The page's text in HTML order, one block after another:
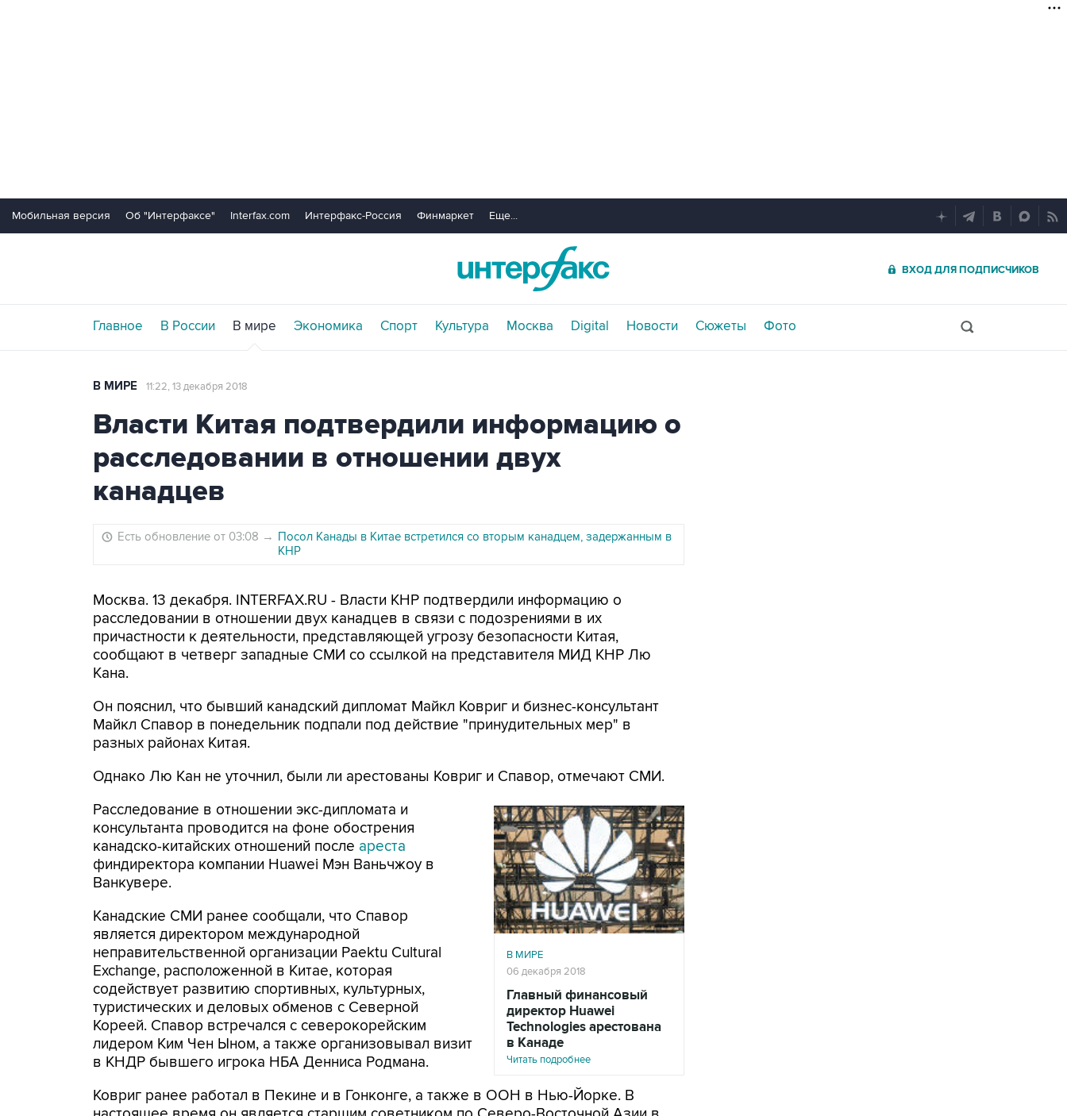
Мобильная версия Об "Интерфаксе" Interfax.com Интерфакс-Россия Финмаркет Еще...
ВХОД ДЛЯ ПОДПИСЧИКОВ
Главное В России В мире Экономика Спорт Культура Москва Digital Новости Сюжеты Фото
В МИРЕ 11:22, 13 декабря 2018
Власти Китая подтвердили информацию о
расследовании в отношении двух
канадцев
Есть обновление от 03:08 → Посол Канады в Китае встретился со вторым канадцем, задержанным в
КНР
Москва. 13 декабря. INTERFAX.RU - Власти КНР подтвердили информацию о
расследовании в отношении двух канадцев в связи с подозрениями в их
причастности к деятельности, представляющей угрозу безопасности Китая,
сообщают в четверг западные СМИ со ссылкой на представителя МИД КНР Лю
Кана.
Он пояснил, что бывший канадский дипломат Майкл Ковриг и бизнес-консультант
Майкл Спавор в понедельник подпали под действие "принудительных мер" в
разных районах Китая.
Однако Лю Кан не уточнил, были ли арестованы Ковриг и Спавор, отмечают СМИ.
В МИРЕ
06 декабря 2018
Главный финансовый
директор Huawei
Technologies арестована
в Канаде
Читать подробнее
Расследование в отношении экс-дипломата и
консультанта проводится на фоне обострения
канадско-китайских отношений после ареста
финдиректора компании Huawei Мэн Ваньчжоу в
Ванкувере.
Канадские СМИ ранее сообщали, что Спавор
является директором международной
неправительственной организации Paektu Cultural
Exchange, расположенной в Китае, которая
содействует развитию спортивных, культурных,
туристических и деловых обменов с Северной
Кореей. Спавор встречался с северокорейским
лидером Ким Чен Ыном, а также организовывал визит
в КНДР бывшего игрока НБА Денниса Родмана.
Ковриг ранее работал в Пекине и в Гонконге, а также в ООН в Нью-Йорке. В